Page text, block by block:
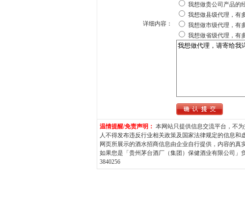
详细内容：
我想做贵公司产品的
我想做县级代理，有
我想做市级代理，有
我想做省级代理，有
温情提醒/免责声明： 本网站只提供信息交流平台，不
人不得发布违反行业相关政策及国家法律规定的信息和
网页所展示的酒水招商信息由企业自行提供，内容的真
如果您是「贵州茅台酒厂（集团）保健酒业有限公司」
3840256